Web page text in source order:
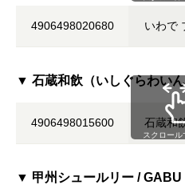
4906498020680 いわで
▼ 石蔵和飲（いしぐらわいん
4906498015600 石蔵和
スクロール
▼ 甲州シュールリー / GABU